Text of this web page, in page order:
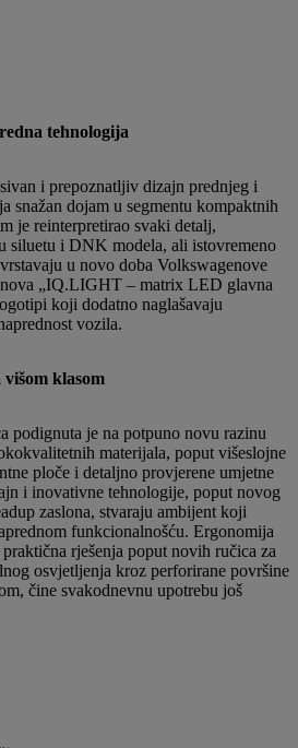
tehnologija
i prepoznatljiv dizajn prednjeg i
snažan dojam u segmentu kompaktnih
je reinterpretirao svaki detalj,
siluetu i DNK modela, ali istovremeno
u novo doba Volkswagenove
nova „IQ.LIGHT – matrix LED glavna
koji dodatno naglašavaju
vozila.
klasom
podignuta je na potpuno novu razinu
materijala, poput višeslojne
ploče i detaljno provjerene umjetne
i inovativne tehnologije, poput novog
zaslona, stvaraju ambijent koji
funkcionalnošću. Ergonomija
rješenja poput novih ručica za
osvjetljenja kroz perforirane površine
čine svakodnevnu upotrebu još